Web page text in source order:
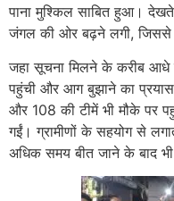
पाना मुश्किल साबित हुआ।
जंगल की ओर बढ़ने लगी, जिससे
जहा सूचना मिलने के करीब आधे
पहुंची और आग बुझाने का
और 108 की टीमें भी मौके पर
गईं। ग्रामीणों के सहयोग से
अधिक समय बीत जाने के बाद